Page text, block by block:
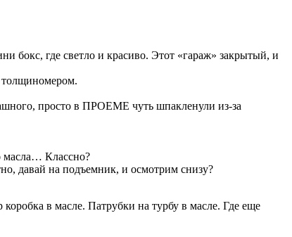
бокс, где светло и красиво. Этот «гараж» закрытый, и
просто в ПРОЕМЕ чуть шпакленули из-за
масла… Классно?
давай на подъемник, и осмотрим снизу?
в масле. Патрубки на турбу в масле. Где еще